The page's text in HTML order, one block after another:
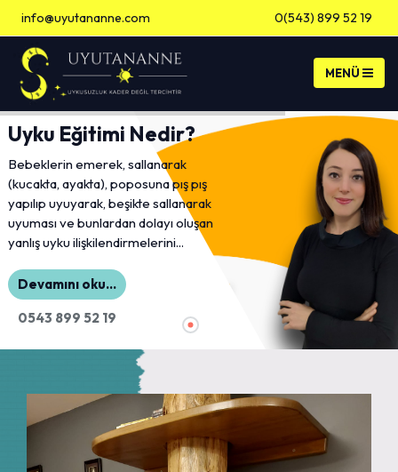
info@uyutananne.com 0(543) 899 52 19
Banka Hesap Bilgileri
Uyku Eğitimi Nedir?
Bebeklerin emerek, sallanarak
(kucakta, ayakta), poposuna pış pış
yapılıp uyuyarak, beşikte sallanarak
uyuması ve bunlardan dolayı oluşan
yanlış uyku ilişkilendirmelerini...
Devamını oku...
0543 899 52 19